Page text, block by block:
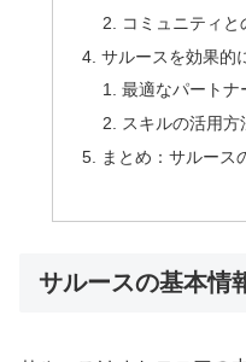
コミュニティ
サルースを効果的
最適なパートナ
スキルの活用方
まとめ：サルース
サルースの基本情